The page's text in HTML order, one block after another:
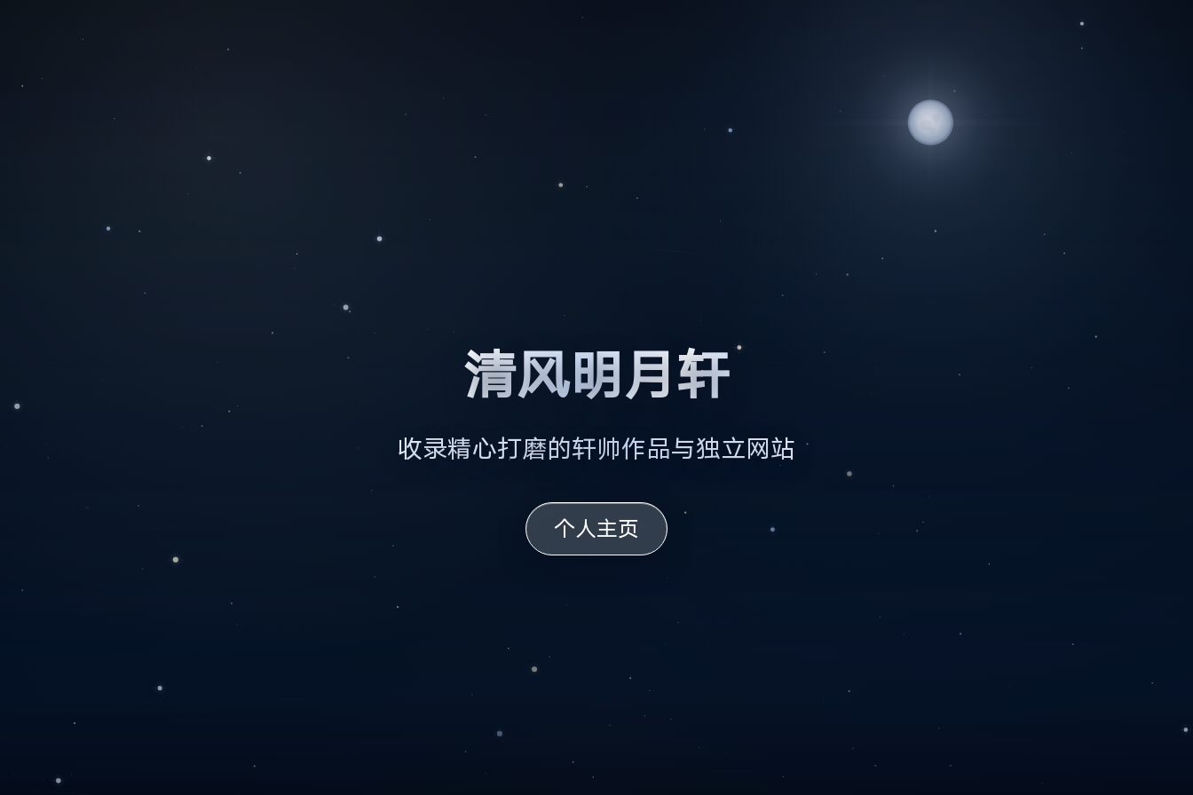
清风明月轩
收录精心打磨的轩帅作品与独立网站
个人主页